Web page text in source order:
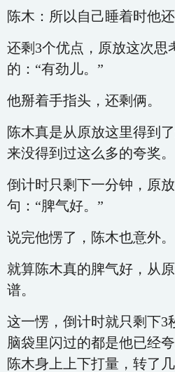
陈木：所以自己睡着时他
还剩3个优点，原放这次思
的：“有劲儿。”
他掰着手指头，还剩俩。
陈木真是从原放这里得到
来没得到过这么多的夸奖。
倒计时只剩下一分钟，原
句：“脾气好。”
说完他愣了，陈木也意外。
就算陈木真的脾气好，从
谱。
这一愣，倒计时就只剩下3
脑袋里闪过的都是他已经
陈木身上上下打量，转了